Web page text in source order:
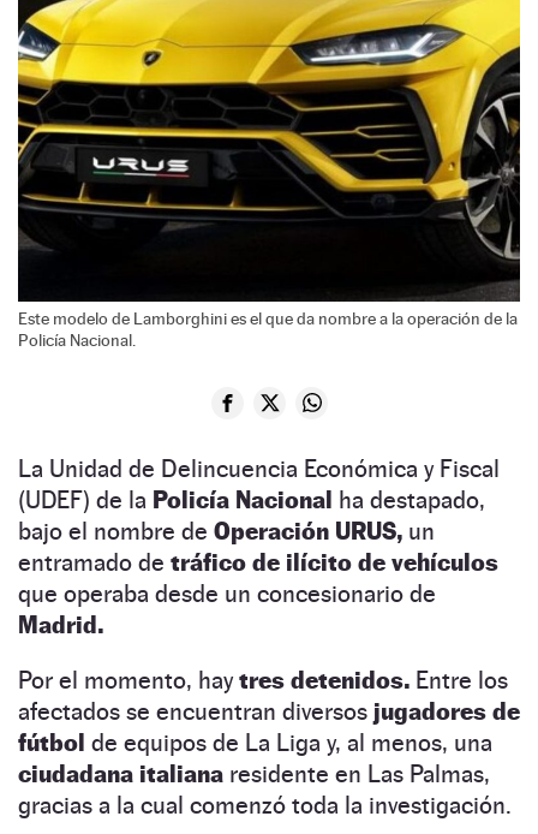
Este modelo de Lamborghini es el que da nombre a la operación de la
Policía Nacional.
La Unidad de Delincuencia Económica y Fiscal
(UDEF) de la Policía Nacional ha destapado,
bajo el nombre de Operación URUS, un
entramado de tráfico de ilícito de vehículos
que operaba desde un concesionario de
Madrid.
Por el momento, haytres detenidos. Entre los
afectados se encuentran diversos jugadores de
fútbol de equipos de La Liga y, al menos, una
ciudadana italiana residente en Las Palmas,
gracias a la cual comenzó toda la investigación.